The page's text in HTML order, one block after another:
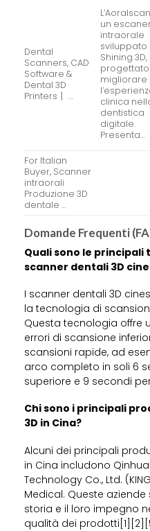
Dental
Scanners, CAD
Software &
Dental 3D
Printers丨 …
un
intraorale
sviluppato
Shining 3D,
migliorare
clinica
dentistica
digitale.
Presenta…
For Italian
Buyer, Scanner
intraorali
Produzione 3D
dentale …
Domande Frequenti
Quali sono le
scanner dentali 3D
I scanner dentali 3D
la tecnologia di
Questa tecnologia offre
errori di scansione
scansioni rapide, ad
arco completo in soli 6
superiore e 9 secondi
Chi sono i principali
3D in Cina?
Alcuni dei principali
in Cina includono
Technology Co., Ltd.
Medical. Queste
storia e il loro impegno
qualità dei